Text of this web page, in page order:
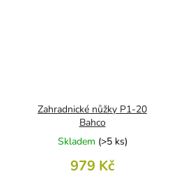
Zahradnické nůžky P1-20
Bahco
Skladem (>5 ks)
979 Kč